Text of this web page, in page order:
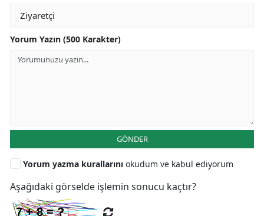
Yorum Yazın (500 Karakter)
GÖNDER
Yorum yazma kurallarını okudum ve kabul ediyorum
Aşağıdaki görselde işlemin sonucu kaçtır?